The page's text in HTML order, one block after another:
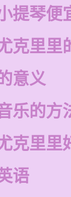
提琴便
克里里
意义
乐的方
克里里
语